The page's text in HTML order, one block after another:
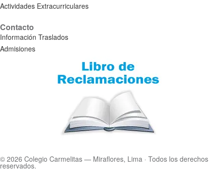
Actividades Extracurriculares
Contacto
Información Traslados
Admisiones
© 2026 Colegio Carmelitas — Miraflores, Lima · Todos los derechos
reservados.